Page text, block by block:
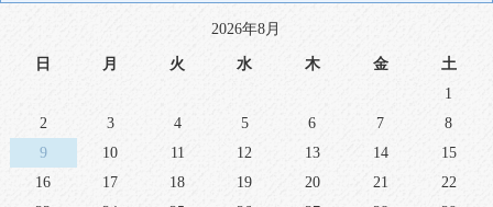
2026年8月
日 月 火 水 木 金 土
1
2
3 4 5 6 7
8
9
10 11 12 13 14
15
16
17 18 19 20 21
22